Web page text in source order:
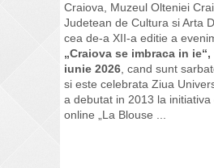
Craiova, Muzeul Olteniei
Judetean de Cultura si Arta
cea de-a XII-a editie a
„Craiova se imbraca in
iunie 2026, cand sunt
si este celebrata Ziua
a debutat in 2013 la initiativa
online „La Blouse ...